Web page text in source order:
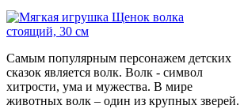
Самым популярным персонажем детских
сказок является волк. Волк - символ
хитрости, ума и мужества. В мире
животных волк – один из крупных зверей.